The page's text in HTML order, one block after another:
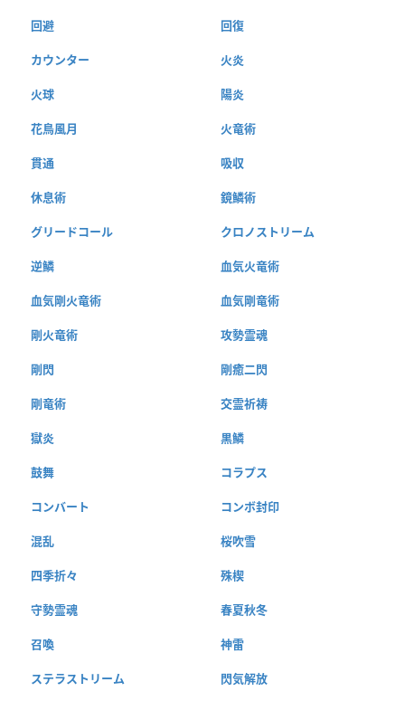
回避 回復
カウンター 火炎
火球 陽炎
花鳥風月 火竜術
貫通 吸収
休息術 鏡鱗術
グリードコール クロノストリーム
逆鱗 血気火竜術
血気剛火竜術 血気剛竜術
剛火竜術 攻勢霊魂
剛閃 剛癒二閃
剛竜術 交霊祈祷
獄炎 黒鱗
鼓舞 コラプス
コンバート コンボ封印
混乱 桜吹雪
四季折々 殊楔
守勢霊魂 春夏秋冬
召喚 神雷
ステラストリーム 閃気解放